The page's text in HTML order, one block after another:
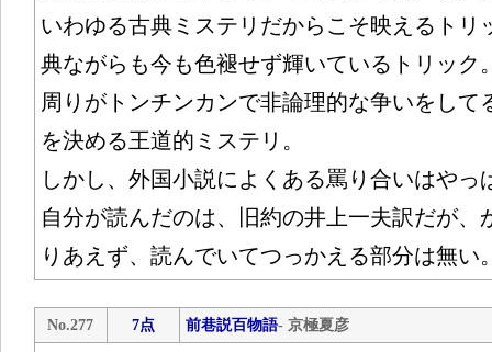
いわゆる古典ミステリだからこそ映えるトリ
典ながらも今も色褪せず輝いているトリック
周りがトンチンカンで非論理的な争いをして
を決める王道的ミステリ。
しかし、外国小説によくある罵り合いはやっ
自分が読んだのは、旧約の井上一夫訳だが、
りあえず、読んでいてつっかえる部分は無い
No.277 7点 前巷説百物語- 京極夏彦